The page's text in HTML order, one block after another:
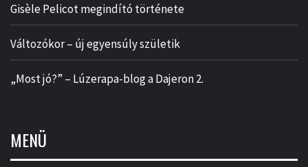
Gisèle Pelicot megindító története
Változókor – új egyensúly születik
„Most jó?” – Lúzerapa-blog a Dajeron 2.
MENÜ